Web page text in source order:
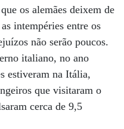
os alemães deixem de
intempéries entre os
não serão poucos.
italiano, no ano
estiveram na Itália,
que visitaram o
cerca de 9,5